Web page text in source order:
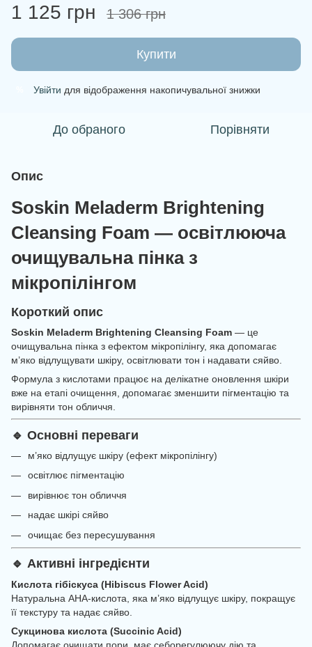
1 125 грн 1 306 грн
Купити
Увійти для відображення накопичувальної знижки
До обраного Порівняти
Опис
Soskin Meladerm Brightening
Cleansing Foam — освітлююча
очищувальна пінка з
мікропілінгом
Короткий опис
Soskin Meladerm Brightening Cleansing Foam — це
очищувальна пінка з ефектом мікропілінгу, яка допомагає
м’яко відлущувати шкіру, освітлювати тон і надавати сяйво.
Формула з кислотами працює на делікатне оновлення шкіри
вже на етапі очищення, допомагає зменшити пігментацію та
вирівняти тон обличчя.
🔹 Основні переваги
м’яко відлущує шкіру (ефект мікропілінгу)
освітлює пігментацію
вирівнює тон обличчя
надає шкірі сяйво
очищає без пересушування
🔹 Активні інгредієнти
Кислота гібіскуса (Hibiscus Flower Acid)
Натуральна AHA-кислота, яка м’яко відлущує шкіру, покращує
її текстуру та надає сяйво.
Сукцинова кислота (Succinic Acid)
Допомагає очищати пори, має себорегулюючу дію та